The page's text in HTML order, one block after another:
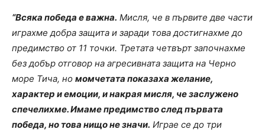
“Всяка победа е важна. Мисля, че в първите две части
играхме добра защита и заради това достигнахме до
предимство от 11 точки. Третата четвърт започнахме
без добър отговор на агресивната защита на Черно
море Тича, но момчетата показаха желание,
характер и емоции, и накрая мисля, че заслужено
спечелихме. Имаме предимство след първата
победа, но това нищо не значи. Играе се до три